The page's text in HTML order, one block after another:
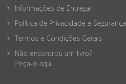
Informações de Entrega
Política de Privacidade e Segurança
Termos e Condições Gerais
Não encontrou um livro?
Peça-o aqui